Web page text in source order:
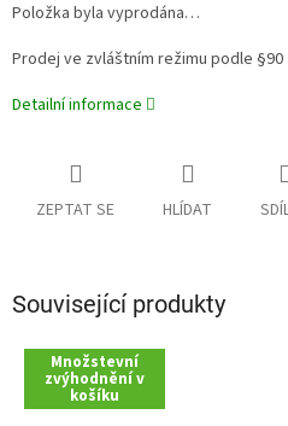
Položka byla vyprodána…
Prodej ve zvláštním režimu podle §90
Detailní informace
ZEPTAT SE HLÍDAT
Související produkty
Množstevní
zvýhodnění v
košíku